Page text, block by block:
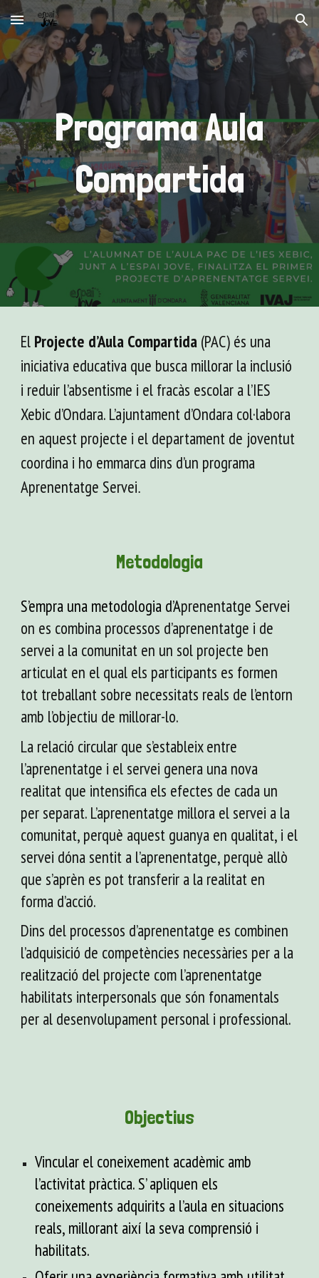
Skip to main content Skip to navigation
Programa Aula
Compartida
El Projecte d’Aula Compartida (PAC) és una
iniciativa educativa que busca millorar la inclusió
i reduir l’absentisme i el fracàs escolar a l’IES
Xebic d’Ondara. L’ajuntament d’Ondara col·labora
en aquest projecte i el departament de joventut
coordina i ho emmarca dins d’un programa
Aprenentatge Servei.
Metodologia
S’empra una metodologia d’Aprenentatge Servei
on es combina processos d’aprenentatge i de
servei a la comunitat en un sol projecte ben
articulat en el qual els participants es formen
tot treballant sobre necessitats reals de l’entorn
amb l’objectiu de millorar-lo.
La relació circular que s’estableix entre
l’aprenentatge i el servei genera una nova
realitat que intensifica els efectes de cada un
per separat. L’aprenentatge millora el servei a la
comunitat, perquè aquest guanya en qualitat, i el
servei dóna sentit a l’aprenentatge, perquè allò
que s’aprèn es pot transferir a la realitat en
forma d’acció.
Dins del processos d’aprenentatge es combinen
l’adquisició de competències necessàries per a la
realització del projecte com l’aprenentatge
habilitats interpersonals que són fonamentals
per al desenvolupament personal i professional.
Objectius
Vincular el coneixement acadèmic amb
l’activitat pràctica. S’ apliquen els
coneixements adquirits a l’aula en situacions
reals, millorant així la seva comprensió i
habilitats.